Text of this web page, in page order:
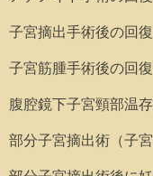
子宮摘出手術後の回
子宮筋腫手術後の回
腹腔鏡下子宮頸部温
部分子宮摘出術（子